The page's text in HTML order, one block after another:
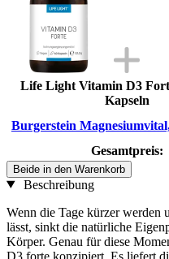
Life Light Vitamin D3
Kapseln
Burgerstein
Gesamtpreis:
Beide in den Warenkorb
Beschreibung
Wenn die Tage kürzer werden
lässt, sinkt die natürliche
Körper. Genau für diese
D3 forte konzipiert. Es liefert